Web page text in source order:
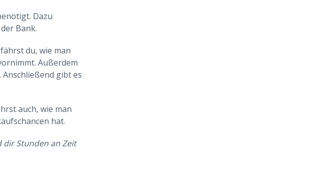
Dazu
Bank.
du, wie man
Außerdem
gibt es
auch, wie man
hat.
dir Stunden an Zeit